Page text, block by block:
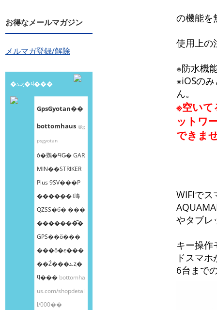
お得なメールマガジン
メルマガ登録/解除
�ܥȥ�ϥ���
GpsGyotan��
bottomhaus @g
psgyotan
ȯ�䳫�ϤǤ� GAR
MIN��STRIKER
Plus 9SV���Ρ
����ܸ��˥塼
QZSS�б� ���
�������͡�
GPS��õ���
���õ�ε���
��Ź���ܥȥ�
ϥ��� bottomha
us.com/shopdetai
l/000��
の機能を
使用上の
※防水機
※iOSの
ん。
※空い
ットワ
できま
WIFIで
やタブ
キー操作
ドスマ
6台まで